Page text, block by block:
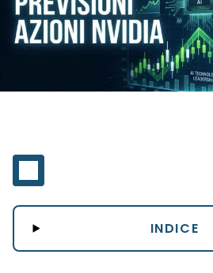
INDICE